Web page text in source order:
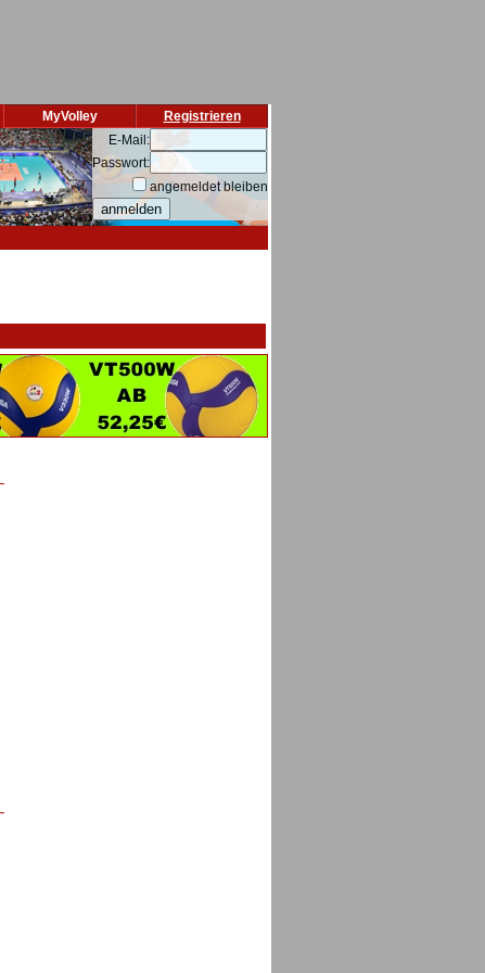
Registrieren
MyVolley
E-Mail:
Passwort:
angemeldet bleiben